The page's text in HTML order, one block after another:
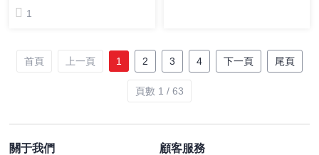
1
首頁 上一頁 1 2 3 4 下一頁 尾頁
頁數 1 / 63
關于我們 顧客服務